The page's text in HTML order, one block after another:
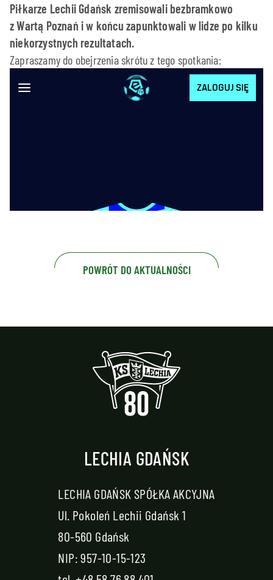
Piłkarze Lechii Gdańsk zremisowali bezbramkowo
z Wartą Poznań i w końcu zapunktowali w lidze po kilku
niekorzystnych rezultatach.
Zapraszamy do obejrzenia skrótu z tego spotkania:
POWRÓT DO AKTUALNOŚCI
LECHIA GDAŃSK
LECHIA GDAŃSK SPÓŁKA AKCYJNA
Ul. Pokoleń Lechii Gdańsk 1
80-560 Gdańsk
NIP: 957-10-15-123